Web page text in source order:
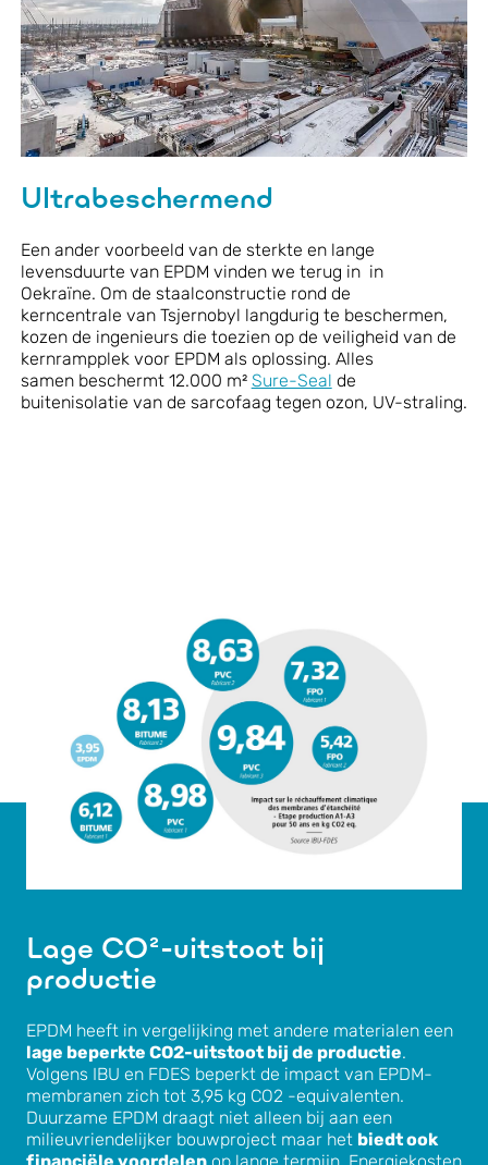
Ultrabeschermend
Een ander voorbeeld van de sterkte en lange
levensduurte van EPDM vinden we terug in in
Oekraïne. Om de staalconstructie rond de
kerncentrale van Tsjernobyl langdurig te beschermen,
kozen de ingenieurs die toezien op de veiligheid van de
kernrampplek voor EPDM als oplossing. Alles
samen beschermt 12.000 m² Sure-Seal de
buitenisolatie van de sarcofaag tegen ozon, UV-straling.
Lage CO²-uitstoot bij
productie
EPDM heeft in vergelijking met andere materialen een
lage beperkte CO2-uitstoot bij de productie.
Volgens IBU en FDES beperkt de impact van EPDM-
membranen zich tot 3,95 kg CO2 -equivalenten.
Duurzame EPDM draagt niet alleen bij aan een
milieuvriendelijker bouwproject maar het biedt ook